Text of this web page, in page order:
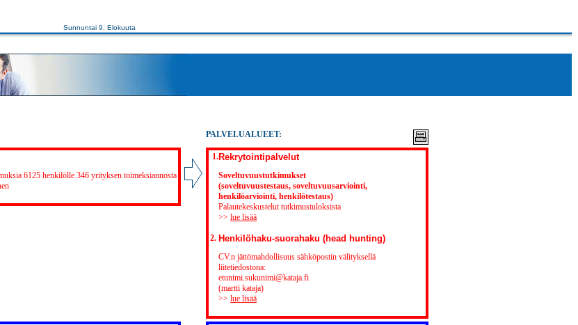
Sunnuntai 9. Elokuuta
PALVELUALUEET:
6125 henkilölle 346 yrityksen toimeksiannosta
1.Rekrytointipalvelut
Soveltuvuustutkimukset
(soveltuvuustestaus, soveltuvuusarviointi,
henkilöarviointi, henkilötestaus)
Palautekeskustelut tutkimustuloksista
>> lue lisää
2. Henkilöhaku-suorahaku (head hunting)
CV.n jättömahdollisuus sähköpostin välityksellä
liitetiedostona:
etunimi.sukunimi@kataja.fi
(martti kataja)
>> lue lisää